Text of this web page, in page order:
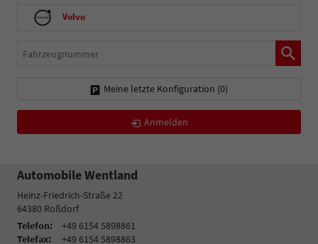
Volvo
Fahrzeugnummer
Meine letzte Konfiguration (0)
Anmelden
Automobile Wentland
Heinz-Friedrich-Straße 22
64380 Roßdorf
Telefon:
+49 6154 5898861
Telefax:
+49 6154 5898863